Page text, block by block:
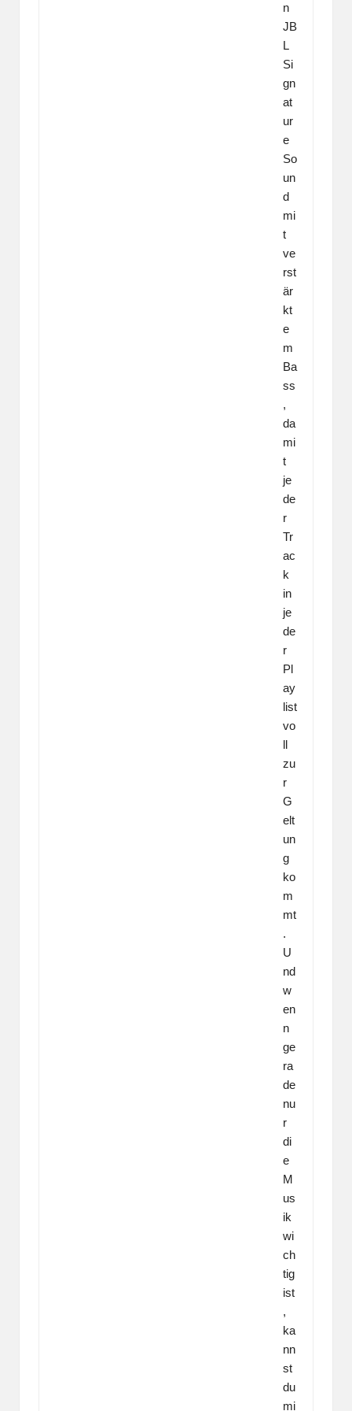
n
JB
L
Si
gn
at
ur
e
So
un
d
mi
t
ve
rst
är
kt
e
m
Ba
ss
,
da
mi
t
je
de
r
Tr
ac
k
in
je
de
r
Pl
ay
list
vo
ll
zu
r
G
elt
un
g
ko
m
mt
.
U
nd
w
en
n
ge
ra
de
nu
r
di
e
M
us
ik
wi
ch
tig
ist
,
ka
nn
st
du
mi